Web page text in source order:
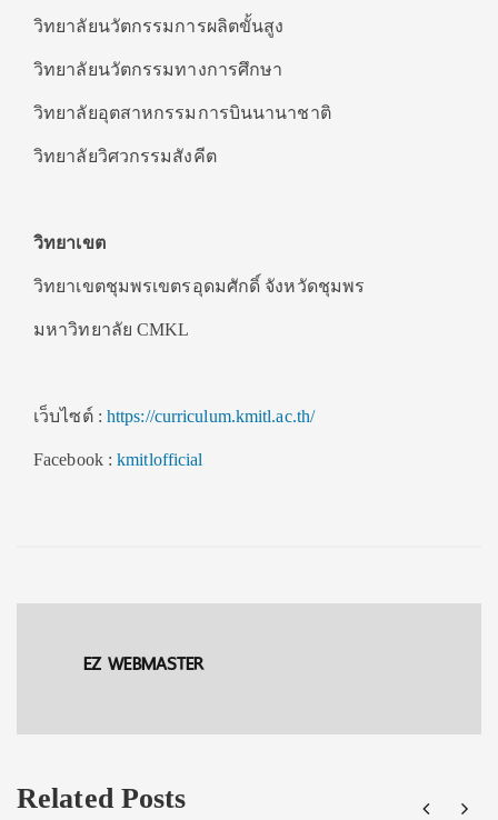
วิทยาลัยนวัตกรรมการผลิตขั้นสูง
วิทยาลัยนวัตกรรมทางการศึกษา
วิทยาลัยอุตสาหกรรมการบินนานาชาติ
วิทยาลัยวิศวกรรมสังคีต
วิทยาเขต
วิทยาเขตชุมพรเขตรอุดมศักดิ์ จังหวัดชุมพร
มหาวิทยาลัย CMKL
เว็บไซต์ : https://curriculum.kmitl.ac.th/
Facebook :kmitlofficial
EZ WEBMASTER
Related Posts